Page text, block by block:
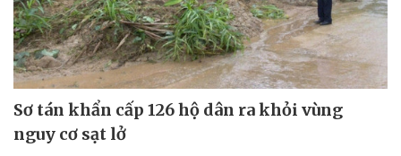
Sơ tán khẩn cấp 126 hộ dân ra khỏi vùng
nguy cơ sạt lở